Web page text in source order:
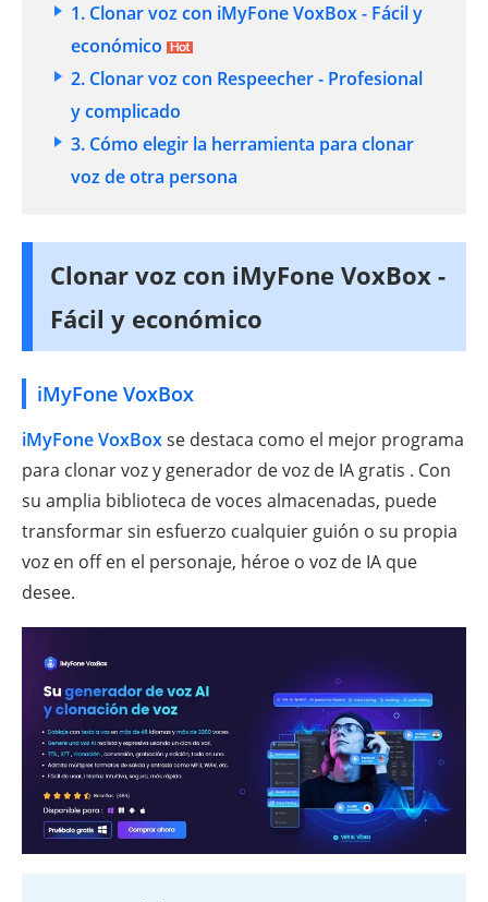
1. Clonar voz con iMyFone VoxBox - Fácil y
económico
2. Clonar voz con Respeecher - Profesional
y complicado
3. Cómo elegir la herramienta para clonar
voz de otra persona
Clonar voz con iMyFone VoxBox -
Fácil y económico
iMyFone VoxBox
iMyFone VoxBoxse destaca como el mejor programa
para clonar voz y generador de voz de IA gratis . Con
su amplia biblioteca de voces almacenadas, puede
transformar sin esfuerzo cualquier guión o su propia
voz en off en el personaje, héroe o voz de IA que
desee.